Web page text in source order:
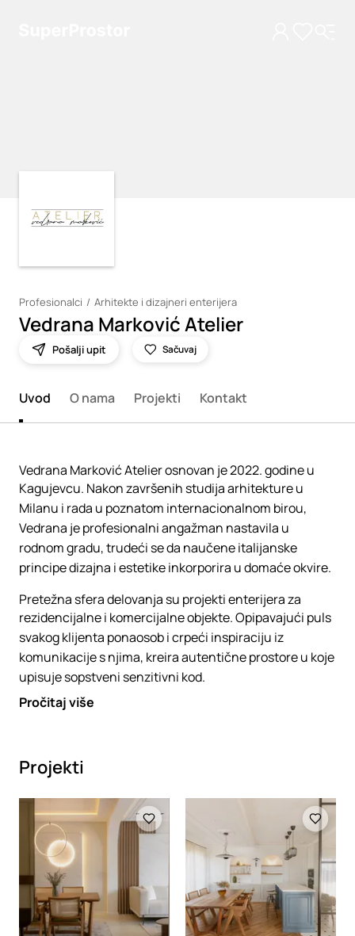
Profesionalci Arhitekte i dizajneri enterijera
Vedrana Marković Atelier
Pošalji upit Sačuvaj
Uvod O nama Projekti Kontakt
Vedrana Marković Atelier osnovan je 2022. godine u
Kagujevcu. Nakon završenih studija arhitekture u
Milanu i rada u poznatom internacionalnom birou,
Vedrana je profesionalni angažman nastavila u
rodnom gradu, trudeći se da naučene italijanske
principe dizajna i estetike inkorporira u domaće okvire.
Pretežna sfera delovanja su projekti enterijera za
rezidencijalne i komercijalne objekte. Opipavajući puls
svakog klijenta ponaosob i crpeći inspiraciju iz
komunikacije s njima, kreira autentične prostore u koje
upisuje sopstveni senzitivni kod.
Pročitaj više
Projekti